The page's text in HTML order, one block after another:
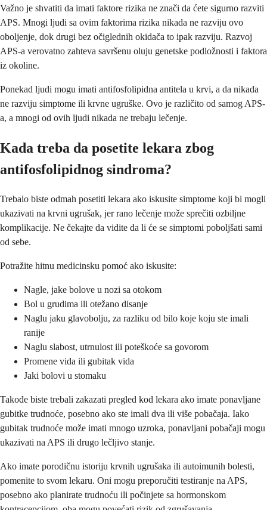
Važno je shvatiti da imati faktore rizika ne znači da ćete sigurno razviti
APS. Mnogi ljudi sa ovim faktorima rizika nikada ne razviju ovo
oboljenje, dok drugi bez očiglednih okidača to ipak razviju. Razvoj
APS-a verovatno zahteva savršenu oluju genetske podložnosti i faktora
iz okoline.
Ponekad ljudi mogu imati antifosfolipidna antitela u krvi, a da nikada
ne razviju simptome ili krvne ugruške. Ovo je različito od samog APS-
a, a mnogi od ovih ljudi nikada ne trebaju lečenje.
Kada treba da posetite lekara zbog
antifosfolipidnog sindroma?
Trebalo biste odmah posetiti lekara ako iskusite simptome koji bi mogli
ukazivati na krvni ugrušak, jer rano lečenje može sprečiti ozbiljne
komplikacije. Ne čekajte da vidite da li će se simptomi poboljšati sami
od sebe.
Potražite hitnu medicinsku pomoć ako iskusite:
Nagle, jake bolove u nozi sa otokom
Bol u grudima ili otežano disanje
Naglu jaku glavobolju, za razliku od bilo koje koju ste imali
ranije
Naglu slabost, utrnulost ili poteškoće sa govorom
Promene vida ili gubitak vida
Jaki bolovi u stomaku
Takođe biste trebali zakazati pregled kod lekara ako imate ponavljane
gubitke trudnoće, posebno ako ste imali dva ili više pobačaja. Iako
gubitak trudnoće može imati mnogo uzroka, ponavljani pobačaji mogu
ukazivati na APS ili drugo lečljivo stanje.
Ako imate porodičnu istoriju krvnih ugrušaka ili autoimunih bolesti,
pomenite to svom lekaru. Oni mogu preporučiti testiranje na APS,
posebno ako planirate trudnoću ili počinjete sa hormonskom